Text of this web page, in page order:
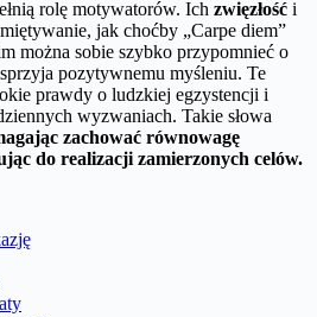
rolę motywatorów. Ich zwięzłość i
jak choćby „Carpe diem”
można sobie szybko przypomnieć o
pozytywnemu myśleniu. Te
prawdy o ludzkiej egzystencji i
wyzwaniach. Takie słowa
zachować równowagę
do realizacji zamierzonych celów.